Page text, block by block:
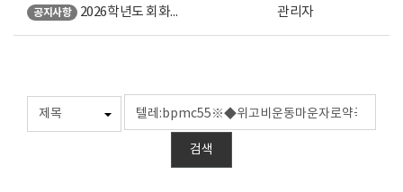
공지사항 2026학년도 회화계열 미대입시 설명회 오시는 길 안내 관리자
검색